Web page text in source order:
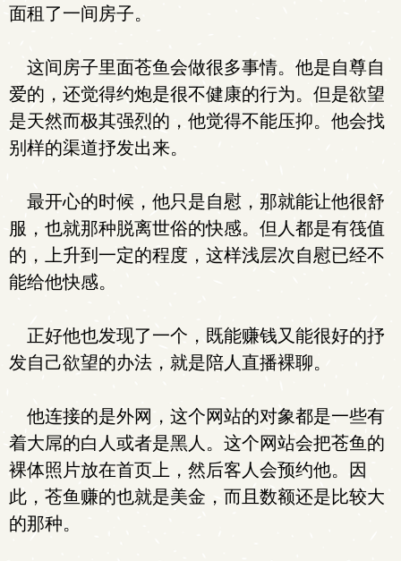
面租了一间房子。
这间房子里面苍鱼会做很多事情。他是自尊自
爱的，还觉得约炮是很不健康的行为。但是欲望
是天然而极其强烈的，他觉得不能压抑。他会找
别样的渠道抒发出来。
最开心的时候，他只是自慰，那就能让他很舒
服，也就那种脱离世俗的快感。但人都是有筏值
的，上升到一定的程度，这样浅层次自慰已经不
能给他快感。
正好他也发现了一个，既能赚钱又能很好的抒
发自己欲望的办法，就是陪人直播裸聊。
他连接的是外网，这个网站的对象都是一些有
着大屌的白人或者是黑人。这个网站会把苍鱼的
裸体照片放在首页上，然后客人会预约他。因
此，苍鱼赚的也就是美金，而且数额还是比较大
的那种。